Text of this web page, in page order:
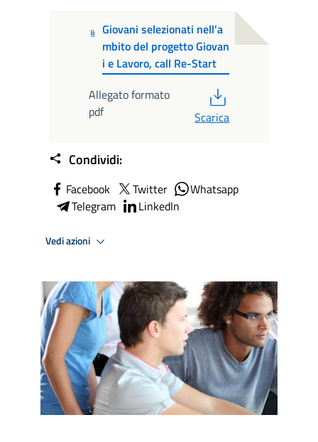
Giovani selezionati nell'a
mbito del progetto Giovan
i e Lavoro, call Re-Start
Allegato formato
pdf
Scarica
Condividi:
Facebook Twitter
Whatsapp
Telegram
LinkedIn
Vedi azioni